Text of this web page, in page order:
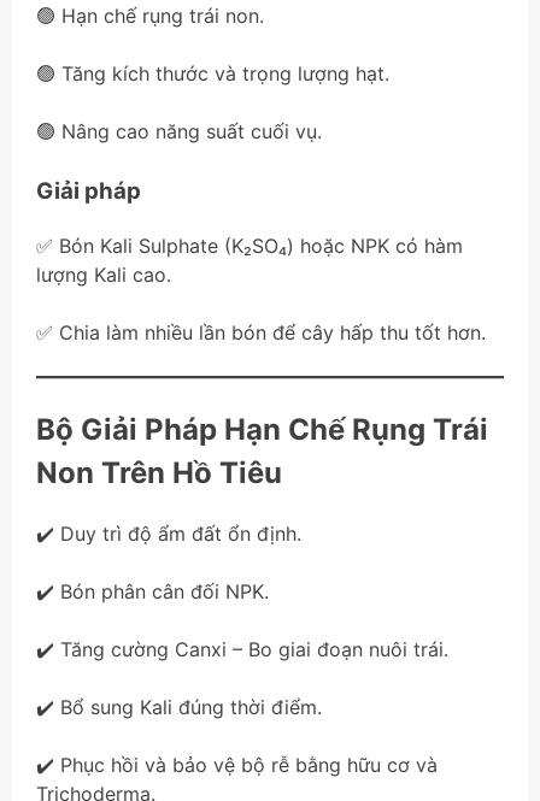
🟢 Hạn chế rụng trái non.
🟢 Tăng kích thước và trọng lượng hạt.
🟢 Nâng cao năng suất cuối vụ.
Giải pháp
✅ Bón Kali Sulphate (K₂SO₄) hoặc NPK có hàm
lượng Kali cao.
✅ Chia làm nhiều lần bón để cây hấp thu tốt hơn.
Bộ Giải Pháp Hạn Chế Rụng Trái
Non Trên Hồ Tiêu
✔️ Duy trì độ ẩm đất ổn định.
✔️ Bón phân cân đối NPK.
✔️ Tăng cường Canxi – Bo giai đoạn nuôi trái.
✔️ Bổ sung Kali đúng thời điểm.
✔️ Phục hồi và bảo vệ bộ rễ bằng hữu cơ và
Trichoderma.